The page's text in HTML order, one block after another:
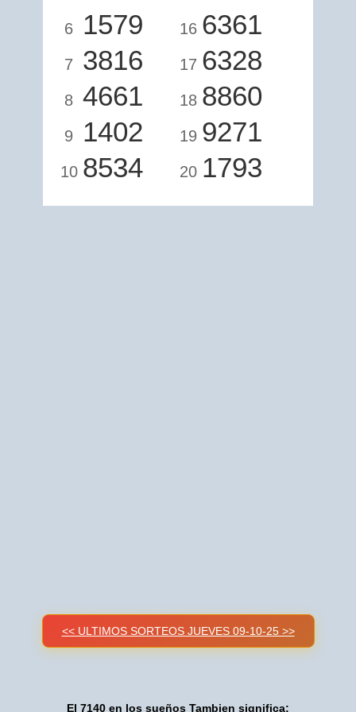
6 1579
7 3816
8 4661
9 1402
10 8534
16 6361
17 6328
18 8860
19 9271
20 1793
<< ULTIMOS SORTEOS JUEVES 09-10-25 >>
El 7140 en los sueños Tambien significa: